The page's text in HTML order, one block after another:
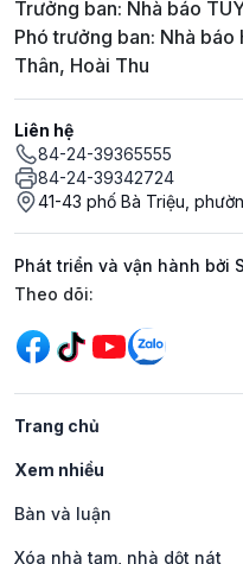
Trưởng ban: Nhà báo
Phó trưởng ban: Nhà báo
Thân, Hoài Thu
Liên hệ
84-24-39365555
84-24-39342724
41-43 phố Bà Triệu,
Phát triển và vận hành bởi
Mạng xã hội
Theo dõi:
Trang chủ
Xem nhiều
Bàn và luận
Xóa nhà tạm, nhà dột nát